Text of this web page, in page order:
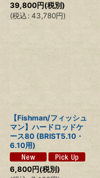
39,800円(税別)
(税込 : 43,780円)
【Fishman/フィッシュ
マン】ハードロッドケ
ース80 (BRIST5.10・
6.10用)
6,800円(税別)